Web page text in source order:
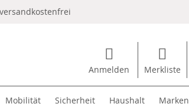
Anmelden Merkliste
Mobilität Sicherheit Haushalt Marken